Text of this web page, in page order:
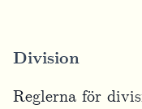
Division
Reglerna för